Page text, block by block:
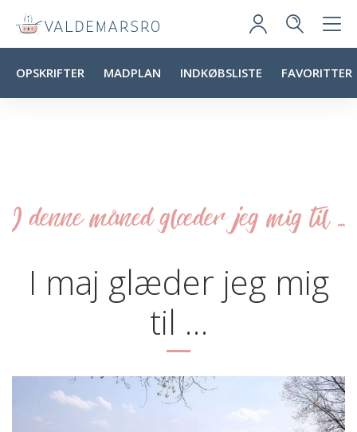
OPSKRIFTER MADPLAN INDKØBSLISTE FAVORITTER
I denne måned glæder jeg mig til ...
I maj glæder jeg mig
til …